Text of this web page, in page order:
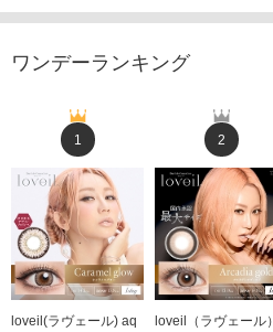
ワンデーランキング
1
loveil(ラヴェール) aq
2
loveil（ラヴェール）